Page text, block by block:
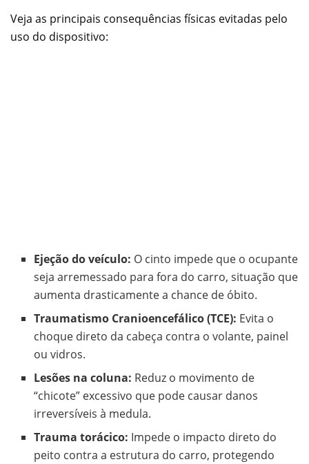
Veja as principais consequências físicas evitadas pelo
uso do dispositivo:
Ejeção do veículo: O cinto impede que o ocupante
seja arremessado para fora do carro, situação que
aumenta drasticamente a chance de óbito.
Traumatismo Cranioencefálico (TCE): Evita o
choque direto da cabeça contra o volante, painel
ou vidros.
Lesões na coluna: Reduz o movimento de
“chicote” excessivo que pode causar danos
irreversíveis à medula.
Trauma torácico: Impede o impacto direto do
peito contra a estrutura do carro, protegendo